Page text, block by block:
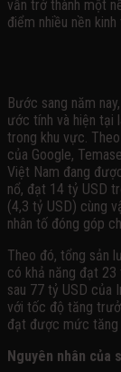
vẫn trở thành một
điểm nhiều nền
Tăng
Bước sang năm
ước tính và hiện tại
trong khu vực.
của Google,
Việt Nam đang
nổ, đạt 14 tỷ USD
(4,3 tỷ USD) cùng
nhân tố đóng góp
Theo đó, tổng sản
có khả năng đạt
sau 77 tỷ USD của
với tốc độ tăng
đạt được mức tăng
Nguyên nhân của